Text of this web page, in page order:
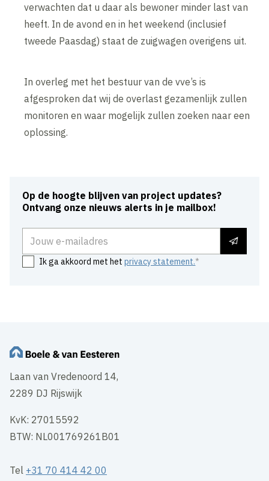
verwachten dat u daar als bewoner minder last van
heeft. In de avond en in het weekend (inclusief
tweede Paasdag) staat de zuigwagen overigens uit.
In overleg met het bestuur van de vve’s is
afgesproken dat wij de overlast gezamenlijk zullen
monitoren en waar mogelijk zullen zoeken naar een
oplossing.
Op de hoogte blijven van project updates?
Ontvang onze nieuws alerts in je mailbox!
Ik ga akkoord met hetprivacy statement.
Laan van Vredenoord 14,
2289 DJ Rijswijk
KvK: 27015592
BTW: NL001769261B01
Tel +31 70 414 42 00